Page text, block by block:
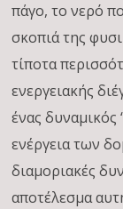
πάγο, το νερό
σκοπιά της
τίποτα
ενεργειακής
ένας δυναμικός
ενέργεια των
διαμοριακές
αποτέλεσμα